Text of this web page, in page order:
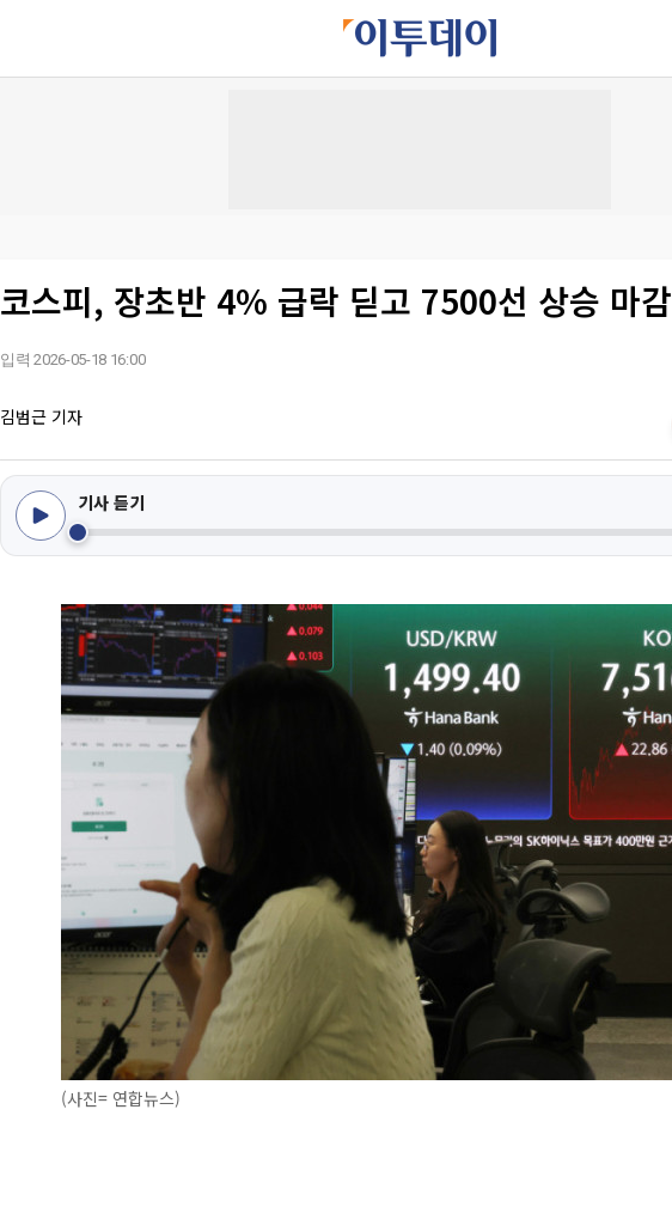
코스피, 장초반 4% 급락 딛고 7500선 상승 마감
입력 2026-05-18 16:00
김범근 기자
기사 듣기
(사진= 연합뉴스)